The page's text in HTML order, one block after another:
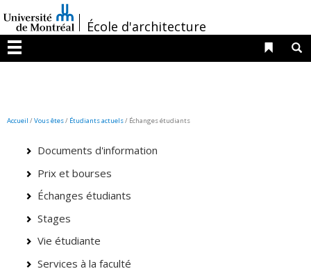
au
contenu
/École d'architecture
Menu
Liens
Accueil /Vous êtes/ Étudiants actuels/ Échanges étudiants
Documents d'information
Prix et bourses
Échanges étudiants
Stages
Vie étudiante
Services à la faculté